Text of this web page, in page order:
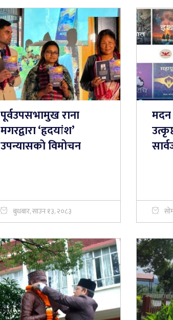
पूर्वउपसभामुख राना
मगरद्वारा ‘हृदयांश’
उपन्यासकाे विमोचन
बुधबार, साउन १३, २०८३
मदन